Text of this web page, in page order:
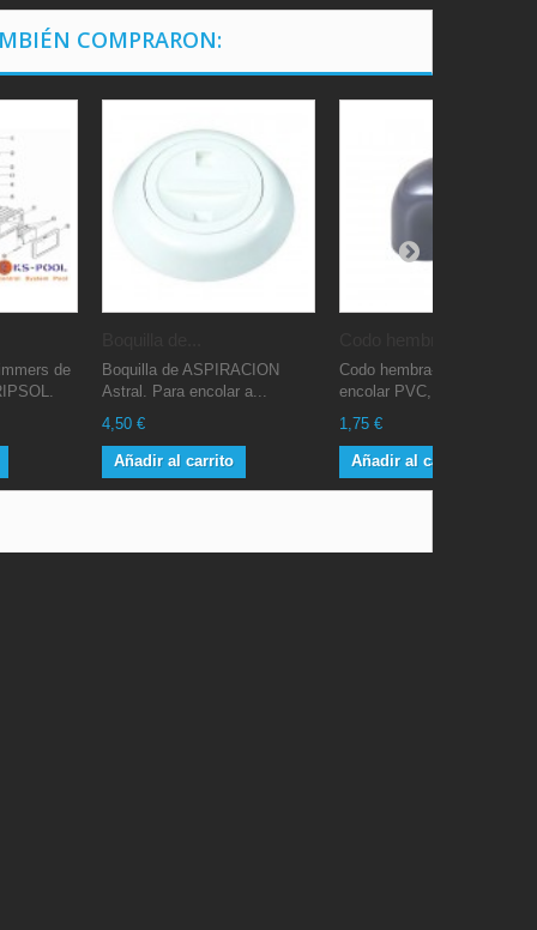
COMPRARON:
de
Boquilla de ASPIRACION
Astral. Para encolar a...
4,50 €
Añadir al carrito
Codo hembra-hembra para
encolar PVC, para...
1,75 €
Añadir al carrito